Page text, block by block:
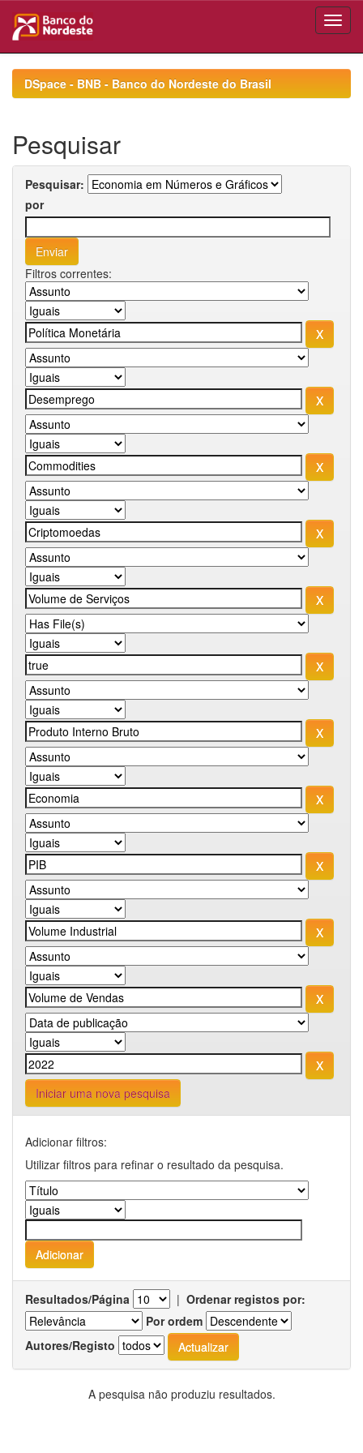
navigationDSpace - BNB - Banco do Nordeste do Brasil
Pesquisar
Pesquisar:
por
Filtros correntes:
Iniciar uma nova pesquisa
Adicionar filtros:
Utilizar filtros para refinar o resultado da pesquisa.
Resultados/Página | Ordenar registos por:
Por ordem
Autores/Registo
A pesquisa não produziu resultados.